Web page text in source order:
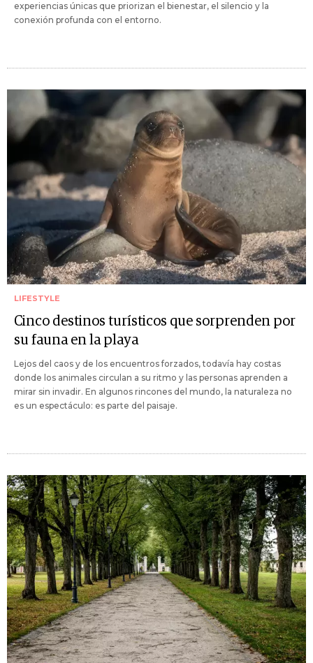
experiencias únicas que priorizan el bienestar, el silencio y la
conexión profunda con el entorno.
LIFESTYLE
Cinco destinos turísticos que sorprenden por
su fauna en la playa
Lejos del caos y de los encuentros forzados, todavía hay costas
donde los animales circulan a su ritmo y las personas aprenden a
mirar sin invadir. En algunos rincones del mundo, la naturaleza no
es un espectáculo: es parte del paisaje.